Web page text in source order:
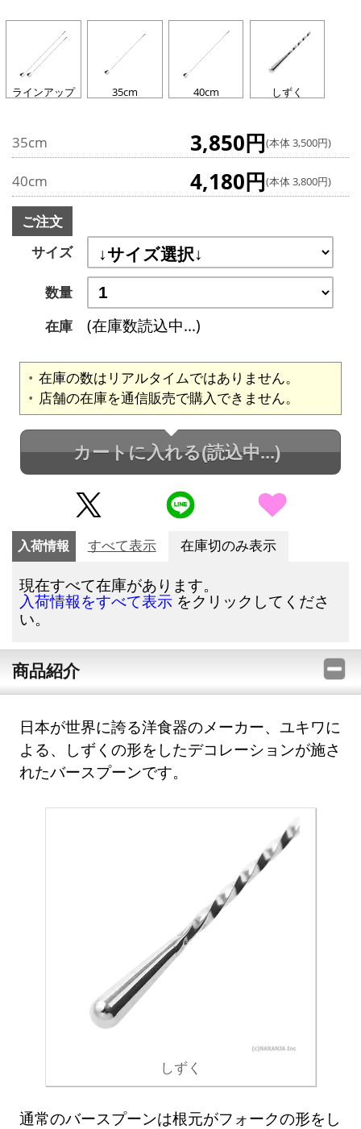
ラインアップ 35cm 40cm しずく
35cm 3,850円(本体 3,500円)
40cm 4,180円(本体 3,800円)
ご注文
サイズ
数量
在庫
(在庫数読込中...)
在庫の数はリアルタイムではありません。
店舗の在庫を通信販売で購入できません。
カートに入れる(読込中...)
入荷情報 すべて表示 在庫切のみ表示
現在すべて在庫があります。
入荷情報をすべて表示 をクリックしてくださ
い。
商品紹介
日本が世界に誇る洋食器のメーカー、ユキワに
よる、しずくの形をしたデコレーションが施さ
れたバースプーンです。
しずく
通常のバースプーンは根元がフォークの形をし